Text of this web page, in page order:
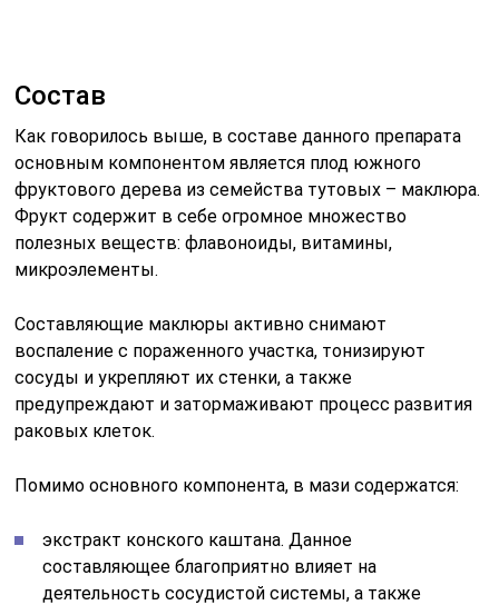
сосудистой системы. Также вещество отлично
укрепляет стенки сосудов и снижает их ломкость,
иглица понтийская. Вечнозеленый многолетний
кустарник, который обладает отличным
противовоспалительным эффектом. Компонент
улучшает кровоток, сужает венозные сосуды и
предупреждает воспалительные процессы,
из мятного эфирного масла. Ментол имеет
освежающие и тонизирующие свойства. Помимо
этого, компонент хорошо борется с болевым
синдромом и жжением, а также обладает
антибактериальным эффектом.